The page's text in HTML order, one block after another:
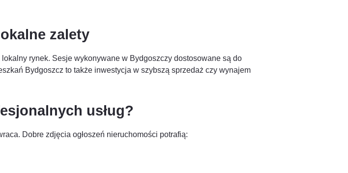
zalety
rynek. Sesje wykonywane w Bydgoszczy dostosowane są do
Bydgoszcz to także inwestycja w szybszą sprzedaż czy wynajem
usług?
Dobre zdjęcia ogłoszeń nieruchomości potrafią: